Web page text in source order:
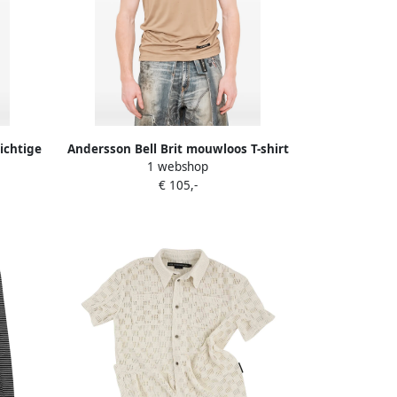
Andersson Bell Brit mouwloos T-shirt
Beige
1 webshop
€ 105,-